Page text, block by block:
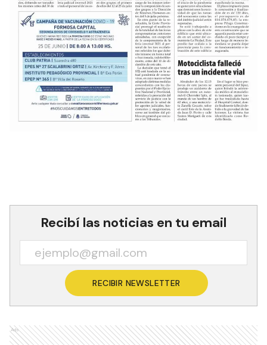
Recibí las noticias en tu email
RECIBIR NEWSLETTER
Ads